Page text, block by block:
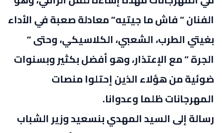
الفنان ” فاش ما جيتيه” معادلة صعبة في الأداء
بغيتي الطرب، الشعبي، الكلاسيكي، وحتى ”
الجرة ” مع الإعتذار، وهو أفضل بكثير وبسنوات
ضوئية من هؤلاء الذين إحتلوا منصات
المهرجانات ظلما وعدوانا.
رسالة إلى السيد المهدي بنسعيد وزير الشباب